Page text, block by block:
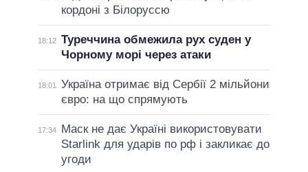
кордоні з Білоруссю
18:12 Туреччина обмежила рух суден у
Чорному морі через атаки
18:01
Україна отримає від Сербії 2 мільйони
євро: на що спрямують
17:34
Маск не дає Україні використовувати
Starlink для ударів по рф і закликає до
угоди